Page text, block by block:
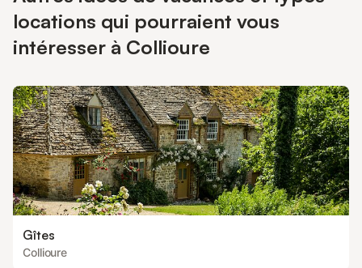
locations qui pourraient vous
intéresser à Collioure
Gîtes
Collioure